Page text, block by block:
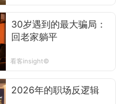
30岁遇到的最大骗局：
回老家躺平
看客insight©
2026年的职场反逻辑